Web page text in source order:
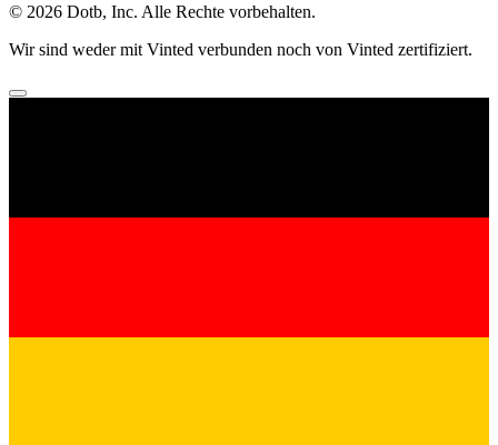
© 2026 Dotb, Inc. Alle Rechte vorbehalten.
Wir sind weder mit Vinted verbunden noch von Vinted zertifiziert.